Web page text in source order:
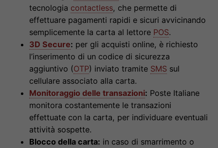
tecnologia contactless, che permette di
effettuare pagamenti rapidi e sicuri avvicinando
semplicemente la carta al lettore POS.
3D Secure: per gli acquisti online, è richiesto
l’inserimento di un codice di sicurezza
aggiuntivo (OTP) inviato tramite SMS sul
cellulare associato alla carta.
Monitoraggio delle transazioni: Poste Italiane
monitora costantemente le transazioni
effettuate con la carta, per individuare eventuali
attività sospette.
Blocco della carta: in caso di smarrimento o